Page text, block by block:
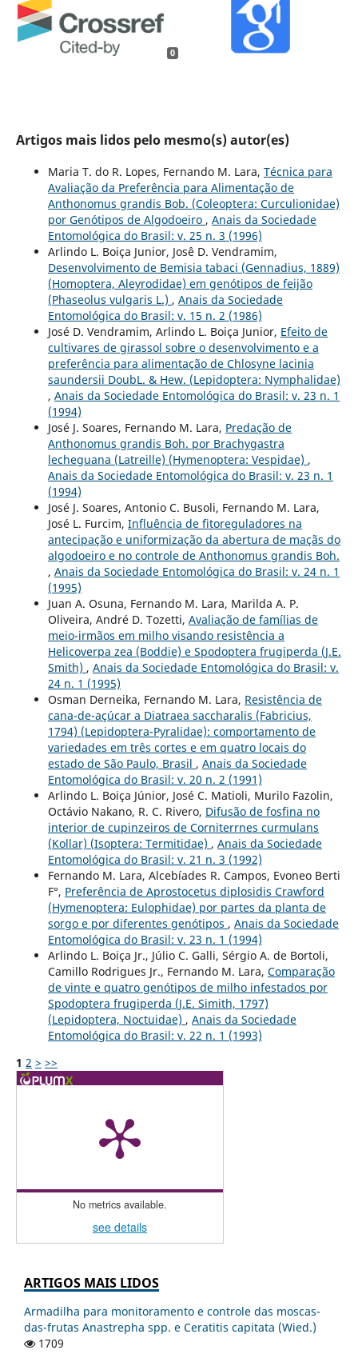
0
Artigos mais lidos pelo mesmo(s) autor(es)
Maria T. do R. Lopes, Fernando M. Lara, Técnica para
Avaliação da Preferência para Alimentação de
Anthonomus grandis Bob. (Coleoptera: Curculionidae)
por Genótipos de Algodoeiro , Anais da Sociedade
Entomológica do Brasil: v. 25 n. 3 (1996)
Arlindo L. Boiça Junior, Josê D. Vendramim,
Desenvolvimento de Bemisia tabaci (Gennadius, 1889)
(Homoptera, Aleyrodidae) em genótipos de feijão
(Phaseolus vulgaris L.) , Anais da Sociedade
Entomológica do Brasil: v. 15 n. 2 (1986)
José D. Vendramim, Arlindo L. Boiça Junior, Efeito de
cultivares de girassol sobre o desenvolvimento e a
preferência para alimentação de Chlosyne lacinia
saundersii DoubL. & Hew. (Lepidoptera: Nymphalidae)
, Anais da Sociedade Entomológica do Brasil: v. 23 n. 1
(1994)
José J. Soares, Fernando M. Lara, Predação de
Anthonomus grandis Boh. por Brachygastra
lecheguana (Latreille) (Hymenoptera: Vespidae) ,
Anais da Sociedade Entomológica do Brasil: v. 23 n. 1
(1994)
José J. Soares, Antonio C. Busoli, Fernando M. Lara,
José L. Furcim, Influência de fitoreguladores na
antecipação e uniformização da abertura de maçãs do
algodoeiro e no controle de Anthonomus grandis Boh.
, Anais da Sociedade Entomológica do Brasil: v. 24 n. 1
(1995)
Juan A. Osuna, Fernando M. Lara, Marilda A. P.
Oliveira, André D. Tozetti, Avaliação de famílias de
meio-irmãos em milho visando resistência a
Helicoverpa zea (Boddie) e Spodoptera frugiperda (J.E.
Smith) , Anais da Sociedade Entomológica do Brasil: v.
24 n. 1 (1995)
Osman Derneika, Fernando M. Lara, Resistência de
cana-de-açúcar a Diatraea saccharalis (Fabricius,
1794) (Lepidoptera-Pyralidae): comportamento de
variedades em três cortes e em quatro locais do
estado de São Paulo, Brasil , Anais da Sociedade
Entomológica do Brasil: v. 20 n. 2 (1991)
Arlindo L. Boiça Júnior, José C. Matioli, Murilo Fazolin,
Octávio Nakano, R. C. Rivero, Difusão de fosfina no
interior de cupinzeiros de Corniterrnes curmulans
(Kollar) (Isoptera: Termitidae) , Anais da Sociedade
Entomológica do Brasil: v. 21 n. 3 (1992)
Fernando M. Lara, Alcebíades R. Campos, Evoneo Berti
F°, Preferência de Aprostocetus diplosidis Crawford
(Hymenoptera: Eulophidae) por partes da planta de
sorgo e por diferentes genótipos , Anais da Sociedade
Entomológica do Brasil: v. 23 n. 1 (1994)
Arlindo L. Boiça Jr., Júlio C. Galli, Sérgio A. de Bortoli,
Camillo Rodrigues Jr., Fernando M. Lara, Comparação
de vinte e quatro genótipos de milho infestados por
Spodoptera frugiperda (J.E. Simith, 1797)
(Lepidoptera, Noctuidae) , Anais da Sociedade
Entomológica do Brasil: v. 22 n. 1 (1993)
1 2 > >>
No metrics available.
see details
ARTIGOS MAIS LIDOS
Armadilha para monitoramento e controle das moscas-
das-frutas Anastrepha spp. e Ceratitis capitata (Wied.)
1709